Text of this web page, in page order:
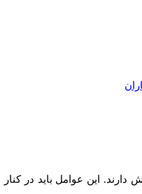
این عوامل باید در کنار هم